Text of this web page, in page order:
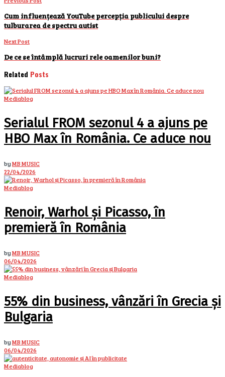
Cum influențează YouTube percepția publicului despre
tulburarea de spectru autist
Next Post
De ce se întâmplă lucruri rele oamenilor buni?
Related Posts
Mediablog
Serialul FROM sezonul 4 a ajuns pe
HBO Max în România. Ce aduce nou
byMB MUSIC
22/04/2026
Mediablog
Renoir, Warhol și Picasso, în
premieră în România
byMB MUSIC
06/04/2026
Mediablog
55% din business, vânzări în Grecia și
Bulgaria
byMB MUSIC
06/04/2026
Mediablog